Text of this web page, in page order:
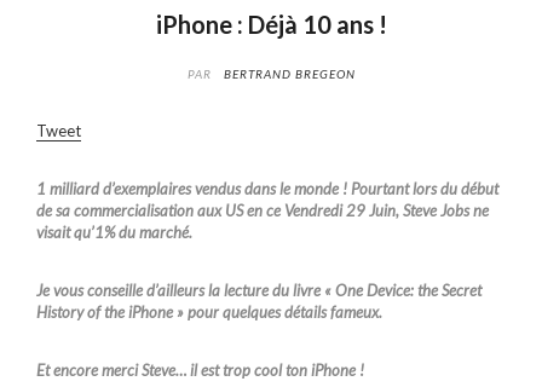
iPhone : Déjà 10 ans !
PAR BERTRAND BREGEON
Tweet
1 milliard d’exemplaires vendus dans le monde ! Pourtant lors du début
de sa commercialisation aux US en ce Vendredi 29 Juin, Steve Jobs ne
visait qu’1% du marché.
Je vous conseille d’ailleurs la lecture du livre « One Device: the Secret
History of the iPhone » pour quelques détails fameux.
Et encore merci Steve… il est trop cool ton iPhone !